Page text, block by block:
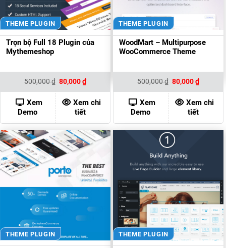
THEME PLUGIN
Trọn bộ Full 18 Plugin của
Mythemeshop
500,000₫ Giá
gốc
là:
500,000 ₫.
80,000₫Giá
hiện
tại
là:
80,000 ₫.
Xem
Demo
Xem chi
tiết
THEME PLUGIN
WoodMart – Multipurpose
WooCommerce Theme
500,000₫ Giá
gốc
là:
500,000 ₫.
80,000₫Giá
hiện
tại
là:
80,000
Xem
Demo
Xem chi
tiết
THEME PLUGIN THEME PLUGIN